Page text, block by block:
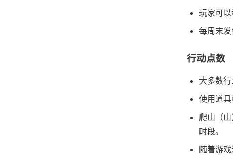
玩家可
每周末发
行动点数
大多数
使用道
爬山（
时段。
随着游